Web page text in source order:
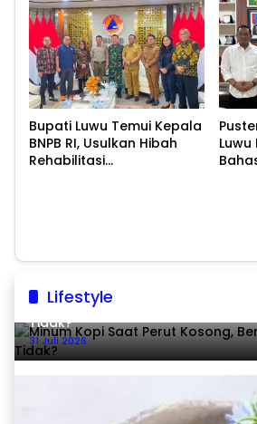
Bupati Luwu Temui Kepala
BNPB RI, Usulkan Hibah
Rehabilitasi
Luwu
Lifestyle
Minum Kopi Saat Perut Kosong,
Tidak?
31 Juli 2026